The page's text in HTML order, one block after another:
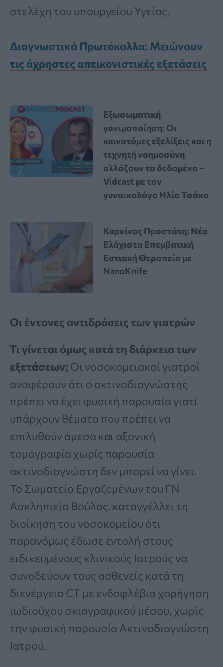
στελέχη του υπουργείου Υγείας.
Διαγνωστικά Πρωτόκολλα: Μειώνουν
τις άχρηστες απεικονιστικές εξετάσεις
Εξωσωματική
γονιμοποίηση: Οι
καινοτόμες εξελίξεις και η
τεχνητή νοημοσύνη
αλλάζουν τα δεδομένα –
Vidcast με τον
γυναικολόγο Ηλία Τσάκο
Καρκίνος Προστάτη: Νέα
Ελάχιστα Επεμβατική
Εστιακή Θεραπεία με
NanoKnife
Οι έντονες αντιδράσεις των γιατρών
Τι γίνεται όμως κατά τη διάρκεια των
εξετάσεων; Οι νοσοκομειακοί γιατροί
αναφέρουν ότι ο ακτινοδιαγνώστης
πρέπει να έχει φυσική παρουσία γιατί
υπάρχουν θέματα που πρέπει να
επιλυθούν άμεσα και αξονική
τομογραφία χωρίς παρουσία
ακτινοδιαγνώστη δεν μπορεί να γίνει.
Το Σωματείο Εργαζομένων του ΓΝ
Ασκληπιείο Βούλας. καταγγέλλει τη
διοίκηση του νοσοκομείου ότι
παρανόμως έδωσε εντολή στους
ειδικευμένους κλινικούς Ιατρούς να
συνοδεύουν τους ασθενείς κατά τη
διενέργεια CT με ενδοφλέβια χορήγηση
ιωδιούχου σκιαγραφικού μέσου, χωρίς
την φυσική παρουσία Ακτινοδιαγνώστη
Ιατρού.